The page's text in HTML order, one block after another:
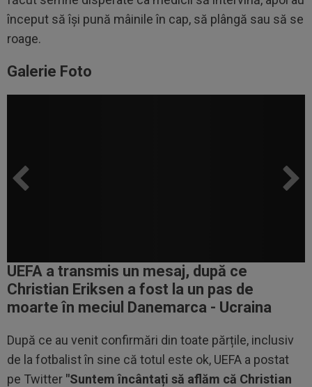
început să își pună mâinile în cap, să plângă sau să se
roage.
Galerie Foto
UEFA a transmis un mesaj, după ce
Christian Eriksen a fost la un pas de
moarte în meciul Danemarca - Ucraina
După ce au venit confirmări din toate părțile, inclusiv
de la fotbalist în sine că totul este ok, UEFA a postat
pe Twitter "Suntem încântați să aflăm că Christian